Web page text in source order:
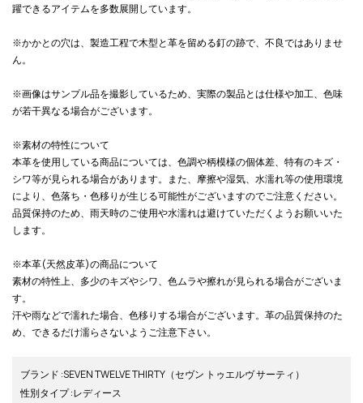
躍できるアイテムを多数展開しています。
※かかとの穴は、製造工程で木型と革を留める釘の跡で、不良ではありませ
ん。
※画像はサンプル品を撮影しているため、実際の製品とは仕様や加工、色味
が若干異なる場合がございます。
※素材の特性について
本革を使用している商品については、色調や柄模様の個体差、特有のキズ・
シワ等が見られる場合があります。また、摩擦や湿気、水濡れ等の使用環境
により、色落ち・色移りが生じる可能性がございますのでご注意ください。
品質保持のため、雨天時のご使用や水濡れは避けていただくようお願いいた
します。
※本革(天然皮革)の商品について
素材の特性上、多少のキズやシワ、色ムラや擦れが見られる場合がございま
す。
汗や雨などで濡れた場合、色移りする場合がございます。革の品質保持のた
め、できるだけ濡らさないようご注意下さい。
ブランド :SEVEN TWELVE THIRTY （セヴン トゥエルヴ サーティ）
性別タイプ:レディース